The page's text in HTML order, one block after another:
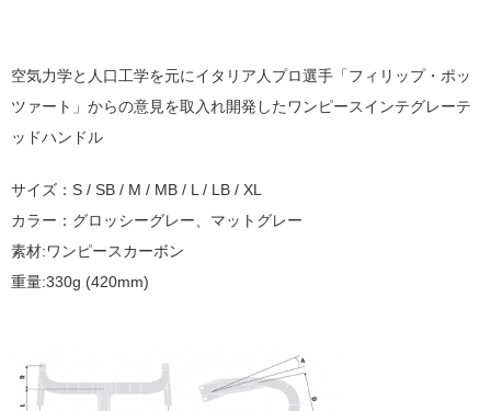
空気力学と人口工学を元にイタリア人プロ選手「フィリップ・ポッ
ツァート」からの意見を取入れ開発したワンピースインテグレーテ
ッドハンドル
サイズ：S / SB / M / MB / L / LB / XL
カラー：グロッシーグレー、マットグレー
素材:ワンピースカーボン
重量:330g (420mm)